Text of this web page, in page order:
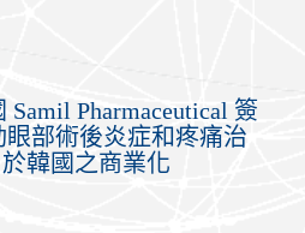
Pharmaceutical 簽
部術後炎症和疼痛治
韓國之商業化